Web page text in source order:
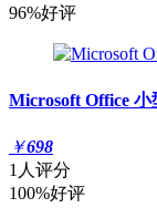
96%好评
Microsoft Office 小
￥698
1人评分
100%好评